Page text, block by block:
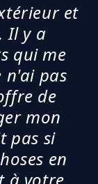
et
Il y a
qui me
n'ai pas
de
mon
pas si
en